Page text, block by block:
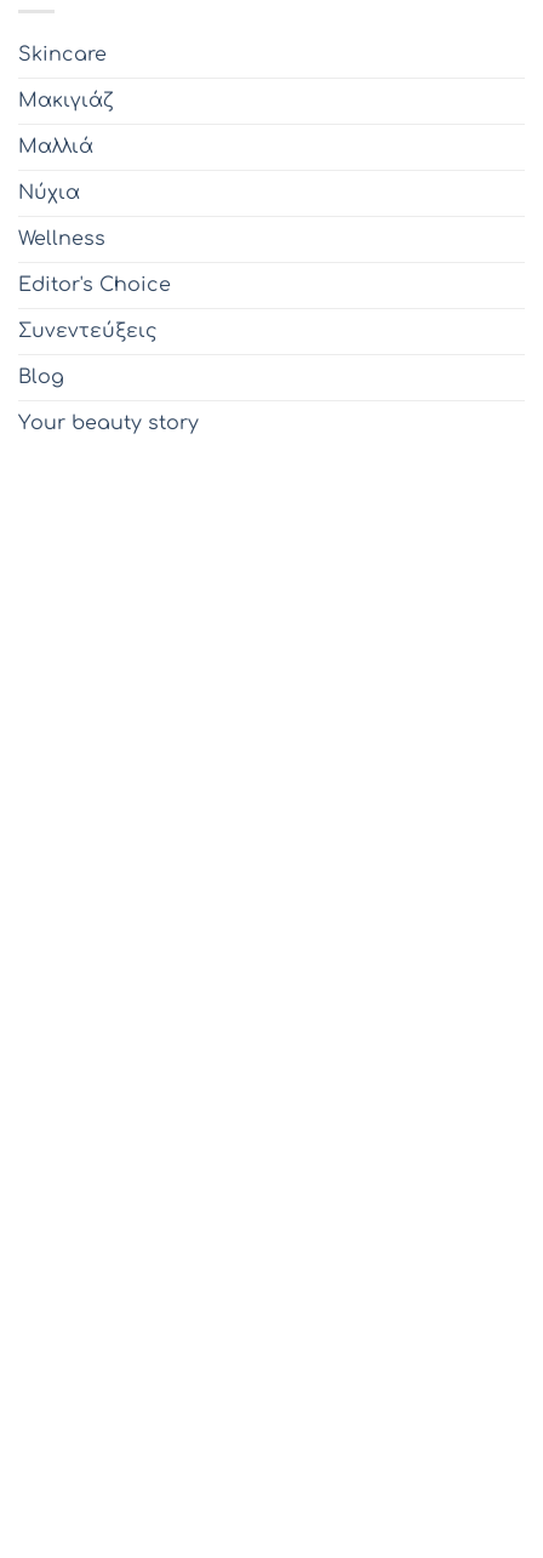
Skincare
Μακιγιάζ
Μαλλιά
Νύχια
Wellness
Editor's Choice
Συνεντεύξεις
Blog
Υour beauty story